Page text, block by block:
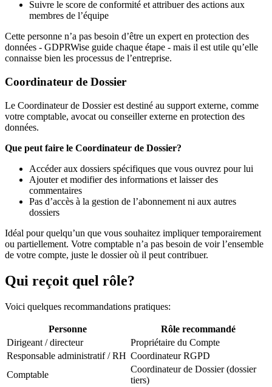
Suivre le score de conformité et attribuer des actions aux
membres de l’équipe
Cette personne n’a pas besoin d’être un expert en protection des
données - GDPRWise guide chaque étape - mais il est utile qu’elle
connaisse bien les processus de l’entreprise.
Coordinateur de Dossier
Le Coordinateur de Dossier est destiné au support externe, comme
votre comptable, avocat ou conseiller externe en protection des
données.
Que peut faire le Coordinateur de Dossier?
Accéder aux dossiers spécifiques que vous ouvrez pour lui
Ajouter et modifier des informations et laisser des
commentaires
Pas d’accès à la gestion de l’abonnement ni aux autres
dossiers
Idéal pour quelqu’un que vous souhaitez impliquer temporairement
ou partiellement. Votre comptable n’a pas besoin de voir l’ensemble
de votre compte, juste le dossier où il peut contribuer.
Qui reçoit quel rôle?
Voici quelques recommandations pratiques:
Personne
Rôle recommandé
Dirigeant / directeur
Propriétaire du Compte
Responsable administratif / RH Coordinateur RGPD
Comptable
Coordinateur de Dossier (dossier
tiers)